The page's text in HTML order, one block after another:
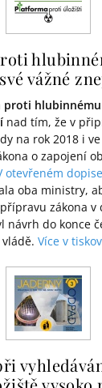
vážné
proti
nad tím, že v
na rok 2018 i
o zapojení
otevřeném dopise
oba ministry,
zákona v
návrh do konce
Více v